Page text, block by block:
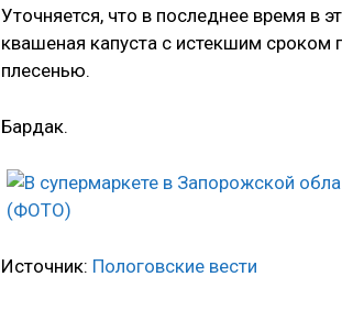
Уточняется, что в последнее время в
квашеная капуста с истекшим сроком
плесенью.
Бардак.
Источник: Пологовские вести